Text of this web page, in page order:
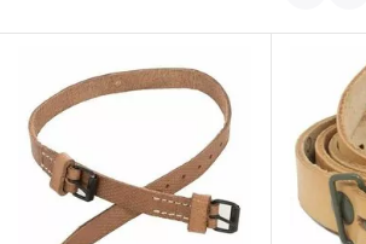
Od nejlevnějšího
Od nejdražšího